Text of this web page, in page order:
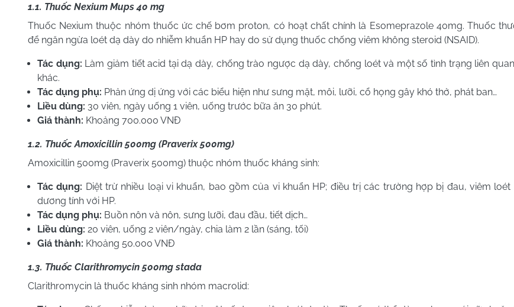
1.1. Thuốc Nexium Mups 40 mg
Thuốc Nexium thuộc nhóm thuốc ức chế bơm proton, có hoạt chất chính là Esomeprazole 40mg. Thuốc
để ngăn ngừa loét dạ dày do nhiễm khuẩn HP hay do sử dụng thuốc chống viêm không steroid (NSAID).
Tác dụng: Làm giảm tiết acid tại dạ dày, chống trào ngược dạ dày, chống loét và một số tình trạng liên
khác.
Tác dụng phụ: Phản ứng dị ứng với các biểu hiện như sưng mặt, môi, lưỡi, cổ họng gây khó thở, phát ban…
Liều dùng: 30 viên, ngày uống 1 viên, uống trước bữa ăn 30 phút.
Giá thành: Khoảng 700.000 VNĐ
1.2. Thuốc Amoxicillin 500mg (Praverix 500mg)
Amoxicillin 500mg (Praverix 500mg) thuộc nhóm thuốc kháng sinh:
Tác dụng: Diệt trừ nhiều loại vi khuẩn, bao gồm của vi khuẩn HP; điều trị các trường hợp bị đau, viêm
dương tính với HP.
Tác dụng phụ: Buồn nôn và nôn, sưng lưỡi, đau đầu, tiết dịch…
Liều dùng: 20 viên, uống 2 viên/ngày, chia làm 2 lần (sáng, tối)
Giá thành: Khoảng 50.000 VNĐ
1.3. Thuốc Clarithromycin 500mg stada
Clarithromycin là thuốc kháng sinh nhóm macrolid: